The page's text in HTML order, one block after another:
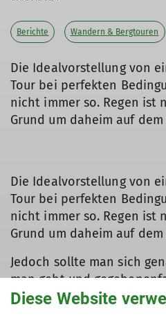
Berichte Wandern & Bergtouren
Die Idealvorstellung von
Tour bei perfekten
nicht immer so. Regen ist
Grund um daheim auf
Die Idealvorstellung von
Tour bei perfekten
nicht immer so. Regen ist
Grund um daheim auf
Jedoch sollte man sich
man geht und
überdacht und geändert
Diese Website